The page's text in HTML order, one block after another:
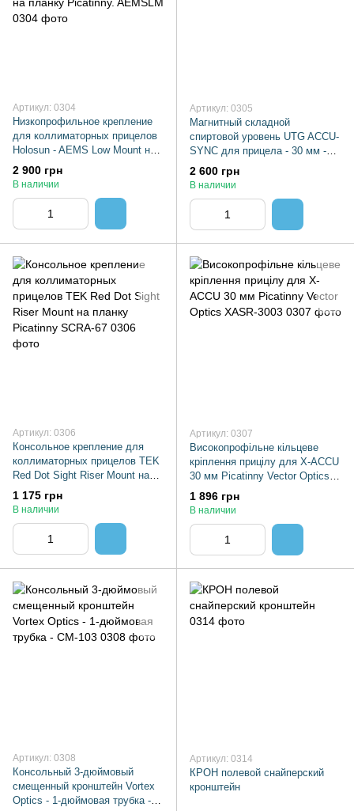
Артикул: 0304
Низкопрофильное крепление
для коллиматорных прицелов
Holosun - AEMS Low Mount на
планку Picatinny. AEMSLM
2 900 грн
В наличии
Артикул: 0305
Магнитный складной
спиртовой уровень UTG ACCU-
SYNC для прицела - 30 мм -
MT-RTR3
2 600 грн
В наличии
Артикул: 0306
Консольное крепление для
коллиматорных прицелов TEK
Red Dot Sight Riser Mount на
планку Picatinny SCRA-67
1 175 грн
В наличии
Артикул: 0307
Високопрофільне кільцеве
кріплення прицілу для X-ACCU
30 мм Picatinny Vector Optics
XASR-3003
1 896 грн
В наличии
Артикул: 0308
Консольный 3-дюймовый
смещенный кронштейн Vortex
Optics - 1-дюймовая трубка -
Артикул: 0314
КРОН полевой снайперский
кронштейн